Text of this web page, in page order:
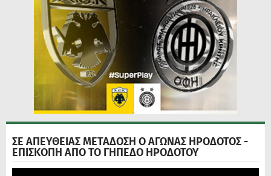
ΣΕ ΑΠΕΥΘΕΙΑΣ ΜΕΤΑΔΟΣΗ Ο ΑΓΩΝΑΣ ΗΡΟΔΟΤΟΣ -
ΕΠΙΣΚΟΠΗ ΑΠΟ ΤΟ ΓΗΠΕΔΟ ΗΡΟΔΟΤΟΥ